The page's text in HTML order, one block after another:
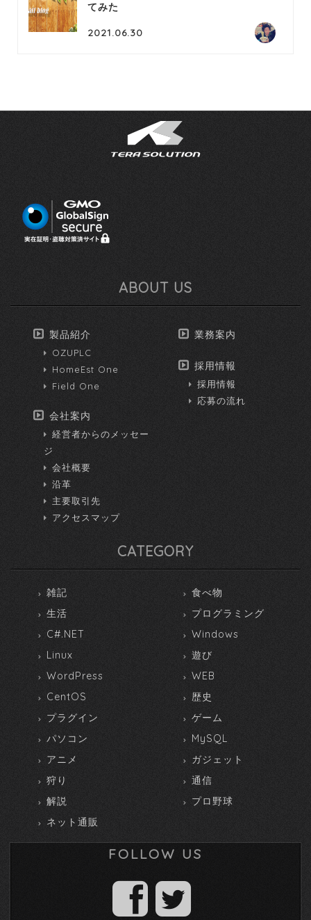
てみた
2021.06.30
ABOUT US
製品紹介
OZUPLC
HomeEst One
Field One
会社案内
経営者からのメッセー
ジ
会社概要
沿革
主要取引先
アクセスマップ
業務案内
採用情報
採用情報
応募の流れ
CATEGORY
雑記
食べ物
生活
プログラミング
C#.NET
Windows
Linux
遊び
WordPress
WEB
CentOS
歴史
プラグイン
ゲーム
パソコン
MySQL
アニメ
ガジェット
狩り
通信
解説
プロ野球
ネット通販
FOLLOW US